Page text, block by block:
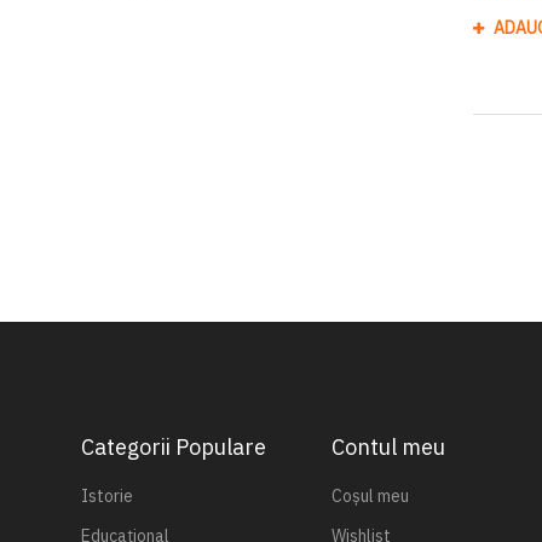
Categorii Populare
Istorie
Educațional
Contul meu
Coșul meu
Wishlist